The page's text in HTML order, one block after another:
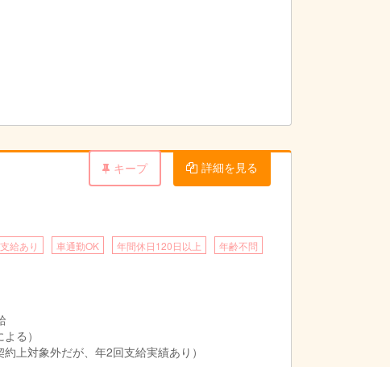
キープ 詳細を見る
給あり 車通勤OK 年間休日120日以上
年齢不問
る）
上対象外だが、年2回支給実績あり）